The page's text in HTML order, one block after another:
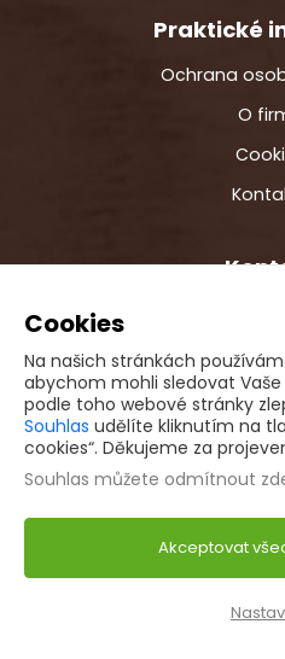
Praktické
Ochrana
O
+420
Více
© 2026 Dřevěné ECO
Webdesign
Cookies
Na našich stránkách
abychom mohli sledovat
podle toho webové stránky
Souhlas udělíte kliknutím na
cookies“. Děkujeme za
Souhlas můžete odmítnout
Akceptovat